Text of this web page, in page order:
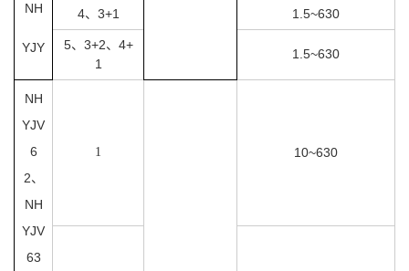
NH
YJY
4、3+1 1.5~630
5、3+2、4+
1
1.5~630
NH
YJV
6
2、
NH
YJV
63
1 10~630